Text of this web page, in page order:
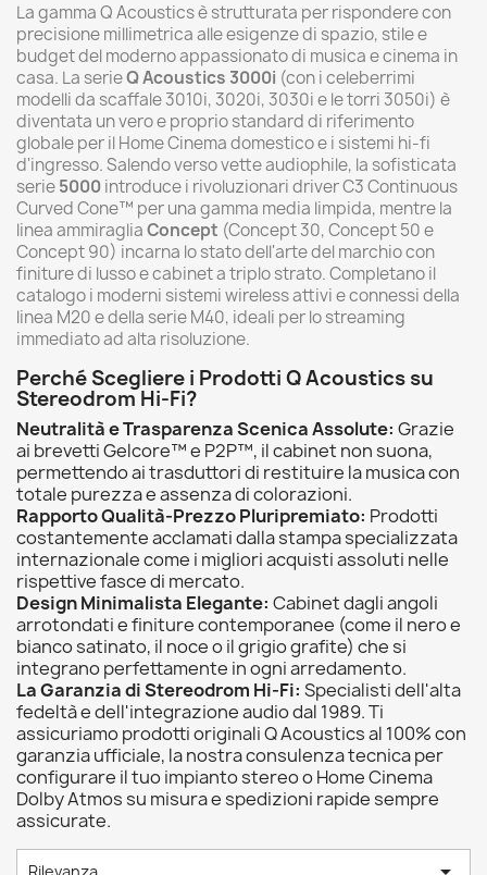
La gamma Q Acoustics è strutturata per rispondere con
precisione millimetrica alle esigenze di spazio, stile e
budget del moderno appassionato di musica e cinema in
casa. La serieQ Acoustics 3000i (con i celeberrimi
modelli da scaffale 3010i, 3020i, 3030i e le torri 3050i) è
diventata un vero e proprio standard di riferimento
globale per il Home Cinema domestico e i sistemi hi-fi
d'ingresso. Salendo verso vette audiophile, la sofisticata
serie5000introduce i rivoluzionari driver C3 Continuous
Curved Cone™ per una gamma media limpida, mentre la
linea ammiragliaConcept (Concept 30, Concept 50 e
Concept 90) incarna lo stato dell'arte del marchio con
finiture di lusso e cabinet a triplo strato. Completano il
catalogo i moderni sistemi wireless attivi e connessi della
linea M20 e della serie M40, ideali per lo streaming
immediato ad alta risoluzione.
Perché Scegliere i Prodotti Q Acoustics su
Stereodrom Hi-Fi?
Neutralità e Trasparenza Scenica Assolute: Grazie
ai brevetti Gelcore™ e P2P™, il cabinet non suona,
permettendo ai trasduttori di restituire la musica con
totale purezza e assenza di colorazioni.
Rapporto Qualità-Prezzo Pluripremiato: Prodotti
costantemente acclamati dalla stampa specializzata
internazionale come i migliori acquisti assoluti nelle
rispettive fasce di mercato.
Design Minimalista Elegante: Cabinet dagli angoli
arrotondati e finiture contemporanee (come il nero e
bianco satinato, il noce o il grigio grafite) che si
integrano perfettamente in ogni arredamento.
La Garanzia di Stereodrom Hi-Fi: Specialisti dell'alta
fedeltà e dell'integrazione audio dal 1989. Ti
assicuriamo prodotti originali Q Acoustics al 100% con
garanzia ufficiale, la nostra consulenza tecnica per
configurare il tuo impianto stereo o Home Cinema
Dolby Atmos su misura e spedizioni rapide sempre
assicurate.